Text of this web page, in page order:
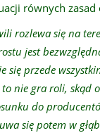
równych
rozlewa się na
jest
przede
nie gra roli, skąd
do
się potem w